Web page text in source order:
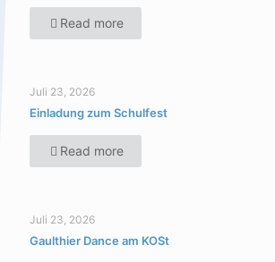
Read more
Juli 23, 2026
Einladung zum Schulfest
Read more
Juli 23, 2026
Gaulthier Dance am KOSt